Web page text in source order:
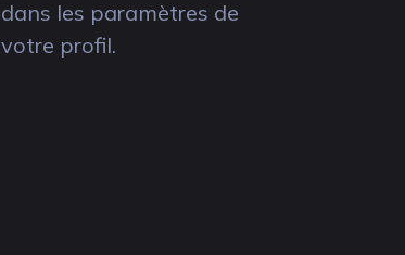
dans les paramètres de
votre profil.